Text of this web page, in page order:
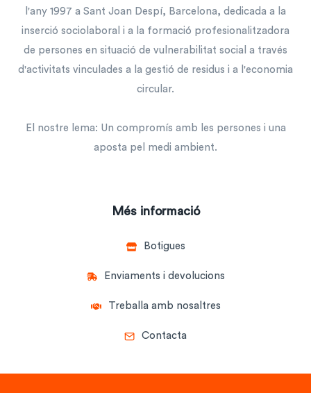
l'any 1997 a Sant Joan Despí, Barcelona, dedicada a la
inserció sociolaboral i a la formació profesionalitzadora
de persones en situació de vulnerabilitat social a través
d'activitats vinculades a la gestió de residus i a l'economia
circular.
El nostre lema: Un compromís amb les persones i una
aposta pel medi ambient.
Més informació
Botigues
Enviaments i devolucions
Treballa amb nosaltres
Contacta